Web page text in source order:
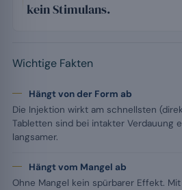
kein Stimulans.
Wichtige Fakten
Hängt von der Form ab
Die Injektion wirkt am schnellsten
Tabletten sind bei intakter Verdauung
langsamer.
Hängt vom Mangel ab
Ohne Mangel kein spürbarer Effekt.